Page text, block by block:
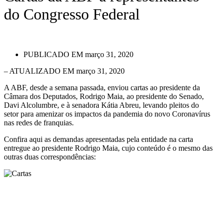
do Congresso Federal
PUBLICADO EM março 31, 2020
– ATUALIZADO EM março 31, 2020
A ABF, desde a semana passada, enviou cartas ao presidente da
Câmara dos Deputados, Rodrigo Maia, ao presidente do Senado,
Davi Alcolumbre, e à senadora Kátia Abreu, levando pleitos do
setor para amenizar os impactos da pandemia do novo Coronavírus
nas redes de franquias.
Confira aqui as demandas apresentadas pela entidade na carta
entregue ao presidente Rodrigo Maia, cujo conteúdo é o mesmo das
outras duas correspondências: